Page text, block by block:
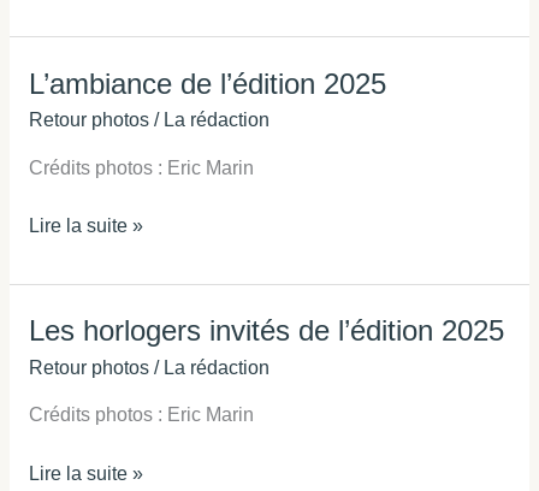
L’ambiance de l’édition 2025
Retour photos/ La rédaction
Crédits photos : Eric Marin
L’ambiance
de
2025
Lire la suite »
Les horlogers invités de l’édition 2025
Retour photos/ La rédaction
Crédits photos : Eric Marin
Les
horlogers
de
2025
Lire la suite »